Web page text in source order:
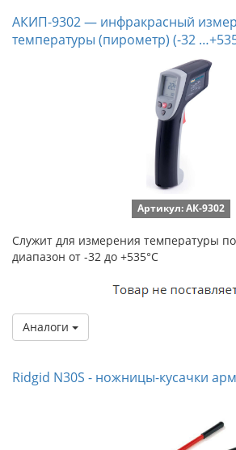
АКИП-9302 — инфракрасный
температуры (пирометр) (-32
Артикул: АК-9302
Служит для измерения температуры
диапазон от -32 до +535°С
Аналоги
Ridgid N30S - ножницы-кусачки